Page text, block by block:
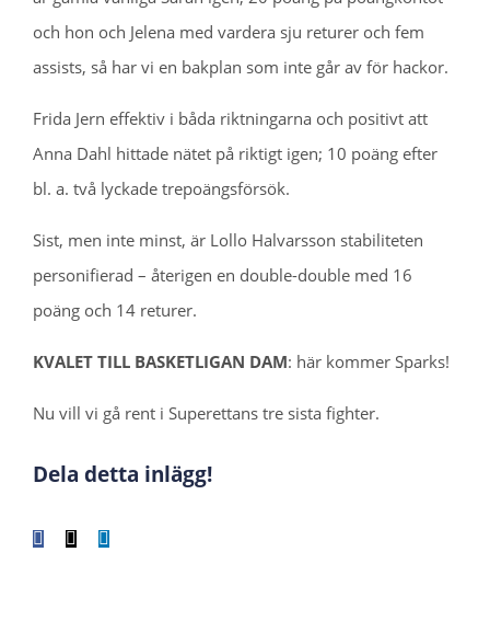
och hon och Jelena med vardera sju returer och fem
assists, så har vi en bakplan som inte går av för hackor.
Frida Jern effektiv i båda riktningarna och positivt att
Anna Dahl hittade nätet på riktigt igen; 10 poäng efter
bl. a. två lyckade trepoängsförsök.
Sist, men inte minst, är Lollo Halvarsson stabiliteten
personifierad – återigen en double-double med 16
poäng och 14 returer.
KVALET TILL BASKETLIGAN DAM: här kommer Sparks!
Nu vill vi gå rent i Superettans tre sista fighter.
Dela detta inlägg!
Facebook